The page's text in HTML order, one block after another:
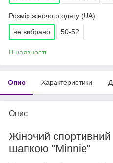
Розмір жіночого одягу (UA)
не вибрано 50-52
В наявності
Опис Характеристики
Опис
Жіночий спортивний
шапкою "Minnie"